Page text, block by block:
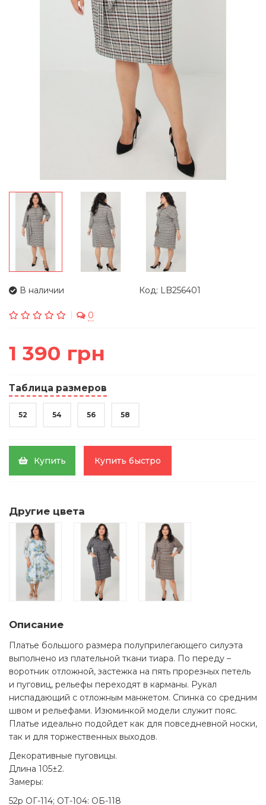
В наличии Код: LB256401
0
1 390 грн
Таблица размеров
52 54 56 58
Купить Купить быстро
Другие цвета
Описание
Платье большого размера полуприлегающего силуэта
выполнено из плательной ткани тиара. По переду –
воротник отложной, застежка на пять прорезных петель
и пуговиц, рельефы переходят в карманы. Рукал
ниспадающий с отложным манжетом. Спинка со средним
швом и рельефами. Изюминкой модели служит пояс.
Платье идеально подойдет как для повседневной носки,
так и для торжественных выходов.
Декоративные пуговицы.
Длина 105±2.
Замеры:
52р ОГ-114; ОТ-104: ОБ-118